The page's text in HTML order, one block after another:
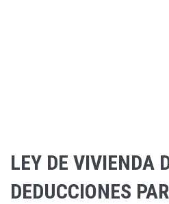
LEY DE VIVIENDA
DEDUCCIONES